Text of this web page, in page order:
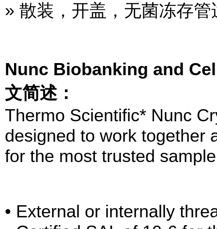
» 散装，开盖，无菌冻存
Nunc Biobanking and
文简述：
Thermo Scientific* Nunc
designed to work together
for the most trusted
• External or internally